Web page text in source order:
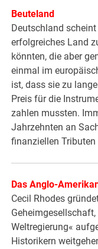
Beuteland
Deutschland
erfolgreiches Land
könnten, die aber
einmal im
ist, dass sie zu
Preis für die
zahlen mussten.
Jahrzehnten an
finanziellen Tributen
Das Anglo-
Cecil Rhodes
Weltregierung«
Historikern